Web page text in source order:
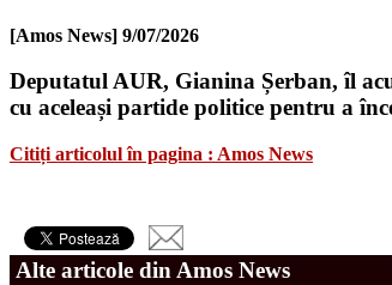
[Amos News] 9/07/2026
Deputatul AUR, Gianina Șerban, îl
cu aceleași partide politice pentru a
Citiți articolul în pagina : Amos News
Alte articole din Amos News